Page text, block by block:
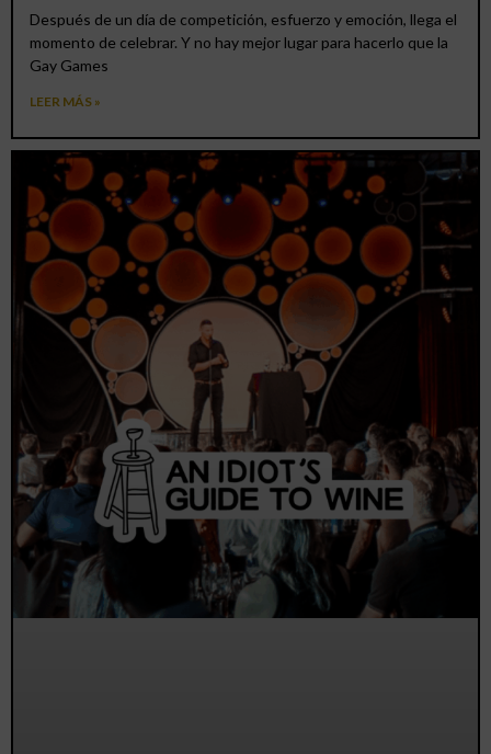
Después de un día de competición, esfuerzo y emoción, llega el
momento de celebrar. Y no hay mejor lugar para hacerlo que la
Gay Games
LEER MÁS »